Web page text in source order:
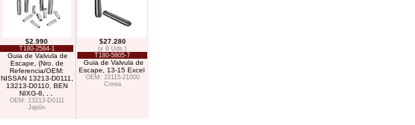
$2.990
T180-2584-1
Guia de Valvula de
Escape, (Nro. de
Referencia/OEM:
NISSAN 13213-D0111,
13213-D0110, BEN
NIXG-8
OEM: 13213-D0111
Japón
$27.280
(x 8 Uds.)
T180-5805-7
Guia de Valvula de
Escape, 13-15 Excel
OEM: 22115-21000
Corea